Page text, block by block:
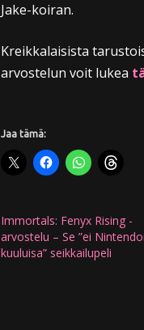
Jake-koiran.
Kreikkalaisista
arvostelun voit lukea
Jaa tämä:
Immortals: Fenyx Rising -
arvostelu – Se ”ei
kuuluisa” seikkailupeli